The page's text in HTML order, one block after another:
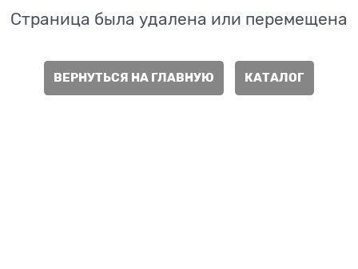
Страница была удалена или перемещена
ВЕРНУТЬСЯ НА ГЛАВНУЮ КАТАЛОГ